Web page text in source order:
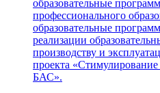
образовательные
профессионального
образовательные
реализации
производству и
проекта
БАС».